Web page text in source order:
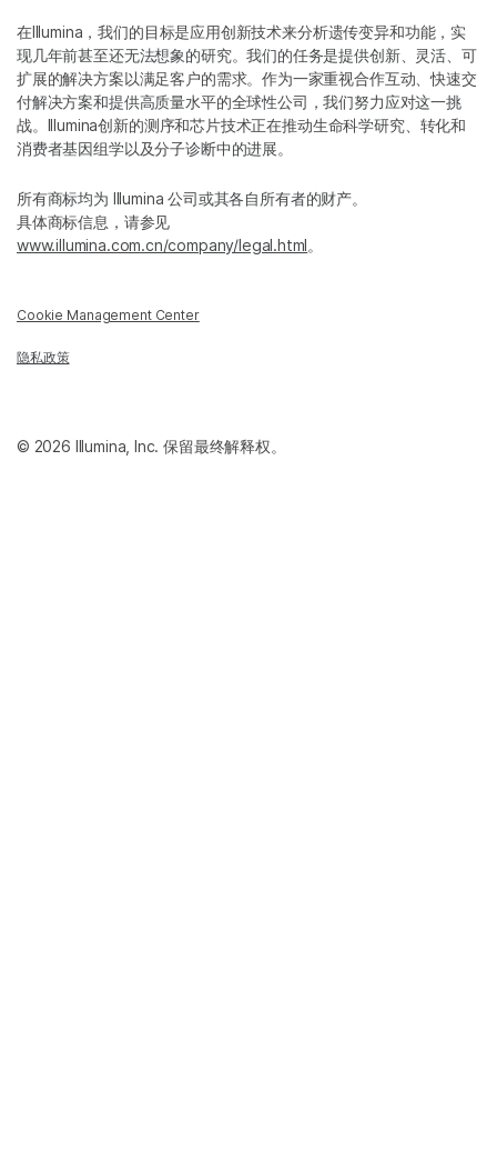
在Illumina，我们的目标是应用创新技术来分析遗传变异和功能，实
现几年前甚至还无法想象的研究。我们的任务是提供创新、灵活、可
扩展的解决方案以满足客户的需求。作为一家重视合作互动、快速交
付解决方案和提供高质量水平的全球性公司，我们努力应对这一挑
战。Illumina创新的测序和芯片技术正在推动生命科学研究、转化和
消费者基因组学以及分子诊断中的进展。
所有商标均为 Illumina 公司或其各自所有者的财产。
具体商标信息，请参见
www.illumina.com.cn/company/legal.html。
Cookie Management Center
隐私政策
© 2026 Illumina, Inc. 保留最终解释权。